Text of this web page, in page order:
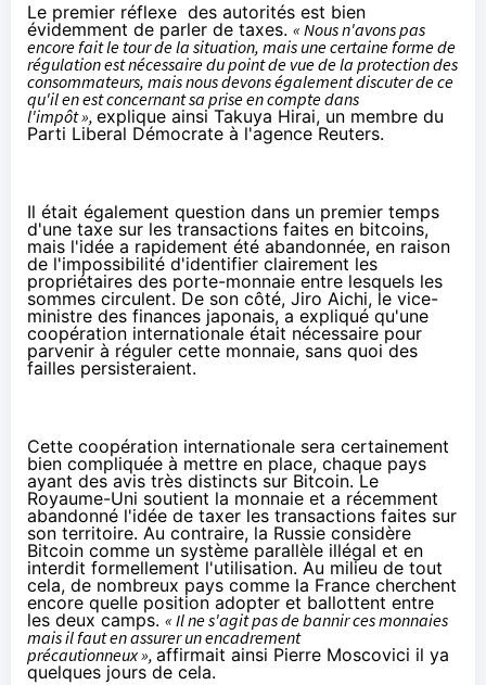
Le premier réflexe des autorités est bien
évidemment de parler de taxes. « Nous n'avons pas
encore fait le tour de la situation, mais une certaine forme de
régulation est nécessaire du point de vue de la protection des
consommateurs, mais nous devons également discuter de ce
qu'il en est concernant sa prise en compte dans
l'impôt », explique ainsi Takuya Hirai, un membre du
Parti Liberal Démocrate à l'agence Reuters.
Il était également question dans un premier temps
d'une taxe sur les transactions faites en bitcoins,
mais l'idée a rapidement été abandonnée, en raison
de l'impossibilité d'identifier clairement les
propriétaires des porte-monnaie entre lesquels les
sommes circulent. De son côté, Jiro Aichi, le vice-
ministre des finances japonais, a expliqué qu'une
coopération internationale était nécessaire pour
parvenir à réguler cette monnaie, sans quoi des
failles persisteraient.
Cette coopération internationale sera certainement
bien compliquée à mettre en place, chaque pays
ayant des avis très distincts sur Bitcoin. Le
Royaume-Uni soutient la monnaie et a récemment
abandonné l'idée de taxer les transactions faites sur
son territoire. Au contraire, la Russie considère
Bitcoin comme un système parallèle illégal et en
interdit formellement l'utilisation. Au milieu de tout
cela, de nombreux pays comme la France cherchent
encore quelle position adopter et ballottent entre
les deux camps. « Il ne s'agit pas de bannir ces monnaies
mais il faut en assurer un encadrement
précautionneux », affirmait ainsi Pierre Moscovici il ya
quelques jours de cela.